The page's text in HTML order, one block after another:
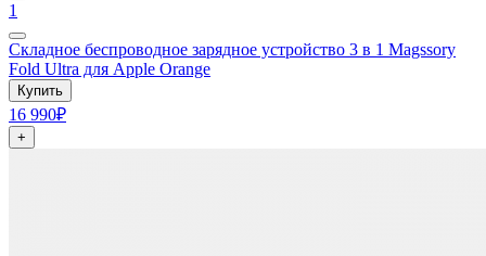
1
Складное беспроводное зарядное устройство 3 в 1 Magssory
Fold Ultra для Apple Orange
Купить
16 990₽
+